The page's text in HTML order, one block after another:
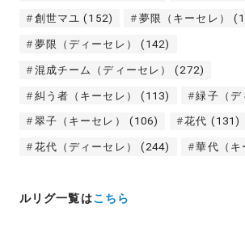
創世マユ (152) 夢限（キーセレ）
夢限（ディーセレ） (142)
混成チーム（ディーセレ） (272)
糾う者（キーセレ） (113) 緑子（デ
翠子（キーセレ） (106) 花代 (131)
花代（ディーセレ） (244) 華代（キ
ルリグ一覧はこちら